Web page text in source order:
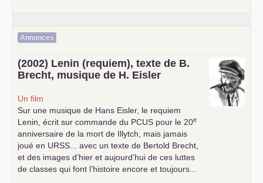
Annonces
(2002) Lenin (requiem), texte de B.
Brecht, musique de H. Eisler
Un film
Sur une musique de Hans Eisler, le requiem
Lenin, écrit sur commande du PCUS pour le 20e
anniversaire de la mort de Illytch, mais jamais
joué en URSS... avec un texte de Bertold Brecht,
et des images d’hier et aujourd’hui de ces luttes
de classes qui font l’histoire encore et toujours...